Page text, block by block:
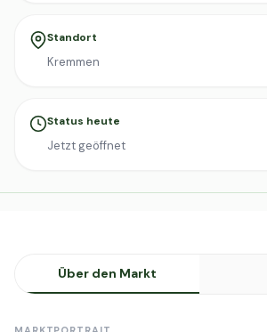
Standort
Kremmen
Status heute
Jetzt geöffnet
Über den Markt